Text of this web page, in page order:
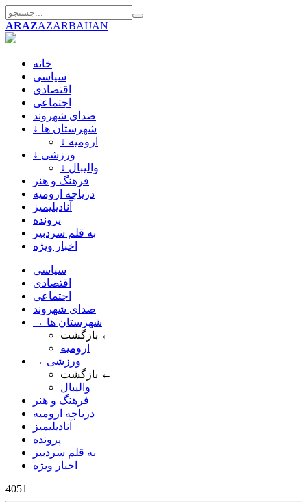
ARAZAZARBAIJAN
خانه
سیاسی
اقتصادی
اجتماعی
صدای شهروند
↓ شهرستان ها
↓ ارومیه
↓ ورزشی
↓ والیبال
فرهنگ و هنر
دریاچه ارومیه
آنادیلیمیز
پرونده
به قلم سردبیر
اخبار ویژه
سیاسی
اقتصادی
اجتماعی
صدای شهروند
→ شهرستان ها
بازگشت ←
ارومیه
→ ورزشی
بازگشت ←
والیبال
فرهنگ و هنر
دریاچه ارومیه
آنادیلیمیز
پرونده
به قلم سردبیر
اخبار ویژه
4051